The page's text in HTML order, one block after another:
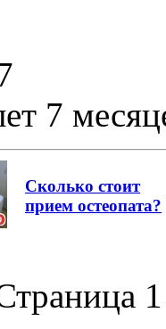
7
Сколько стоит
прием остеопата?